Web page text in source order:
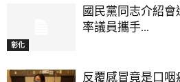
彰化
國民黨同志介紹
率議員攜手...
反覆感冒竟是口咽